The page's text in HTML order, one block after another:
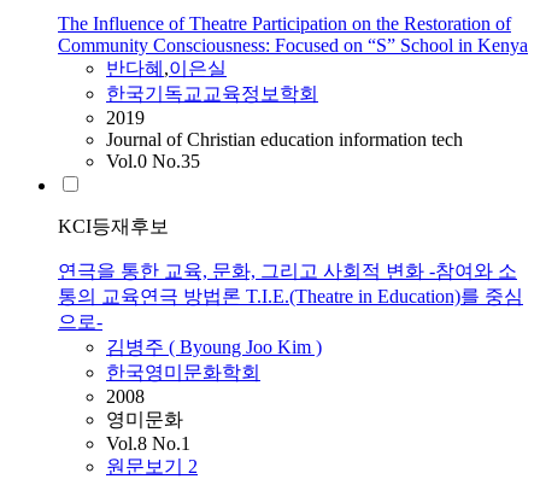
The Influence of Theatre Participation on the Restoration of
Community Consciousness: Focused on “S” School in Kenya
반다혜 ,이은실
한국기독교교육정보학회
2019
Journal of Christian education information tech
Vol.0 No.35
KCI등재후보
연극을 통한 교육, 문화, 그리고 사회적 변화 -참여와 소
통의 교육연극 방법론 T.I.E.(Theatre in Education)를 중심
으로-
김병주 ( Byoung Joo Kim )
한국영미문화학회
2008
영미문화
Vol.8 No.1
원문보기 2